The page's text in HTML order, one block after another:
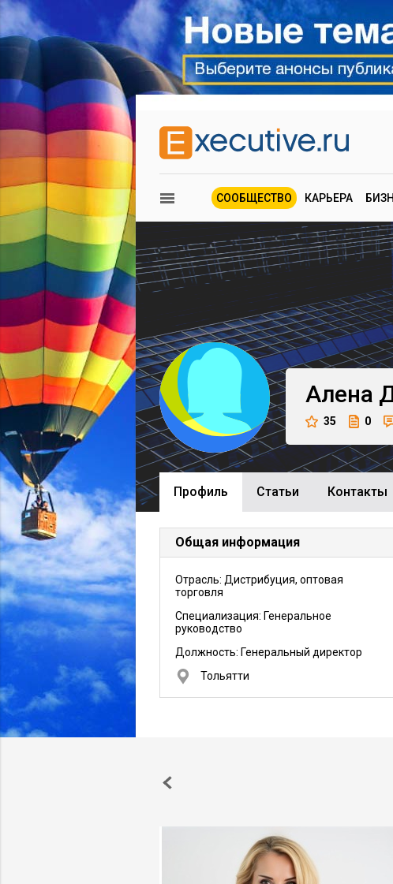
СООБЩЕСТВО КАРЬЕРА
Алена
35 0
Профиль Cтатьи Контакты
Общая информация
Отрасль: Дистрибуция, оптовая
торговля
Специализация: Генеральное
руководство
Должность: Генеральный директор
Тольятти